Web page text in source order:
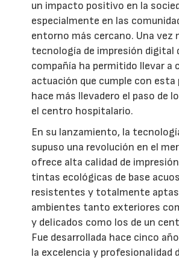
un impacto positivo en la
especialmente en las
entorno más cercano. Una vez
tecnología de impresión digital
compañía ha permitido llevar a
actuación que cumple con esta
hace más llevadero el paso de
el centro hospitalario.
En su lanzamiento, la
supuso una revolución en el
ofrece alta calidad de
tintas ecológicas de base
resistentes y totalmente aptas
ambientes tanto exteriores
y delicados como los de un
Fue desarrollada hace cinco
la excelencia y profesionalidad